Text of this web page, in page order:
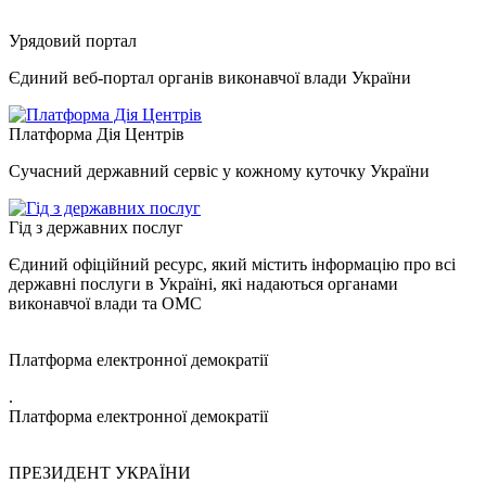
Урядовий портал
Єдиний веб-портал органів виконавчої влади України
Платформа Дія Центрів
Сучасний державний сервіс у кожному куточку України
Гід з державних послуг
Єдиний офіційний ресурс, який містить інформацію про всі
державні послуги в Україні, які надаються органами
виконавчої влади та ОМС
Платформа електронної демократії
.
Платформа електронної демократії
ПРЕЗИДЕНТ УКРАЇНИ